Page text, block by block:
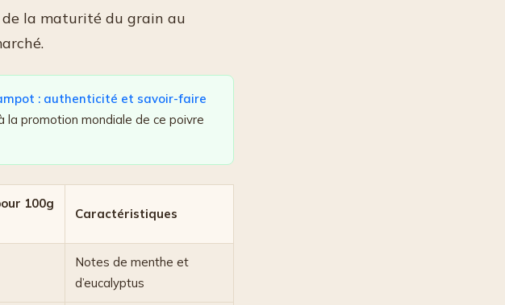
la maturité du grain au
: authenticité et savoir-faire
promotion mondiale de ce poivre
100g
Caractéristiques
Notes de menthe et
d’eucalyptus